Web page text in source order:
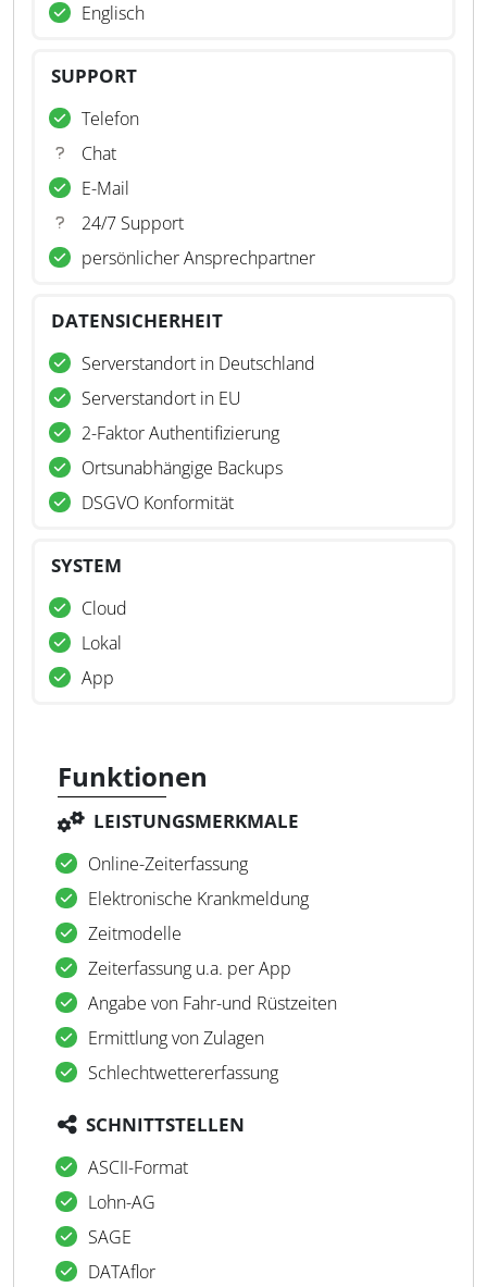
Englisch
SUPPORT
Telefon
Chat
E-Mail
24/7 Support
persönlicher Ansprechpartner
DATENSICHERHEIT
Serverstandort in Deutschland
Serverstandort in EU
2-Faktor Authentifizierung
Ortsunabhängige Backups
DSGVO Konformität
SYSTEM
Cloud
Lokal
App
Funktionen
LEISTUNGSMERKMALE
Online-Zeiterfassung
Elektronische Krankmeldung
Zeitmodelle
Zeiterfassung u.a. per App
Angabe von Fahr-und Rüstzeiten
Ermittlung von Zulagen
Schlechtwettererfassung
SCHNITTSTELLEN
ASCII-Format
Lohn-AG
SAGE
DATAflor